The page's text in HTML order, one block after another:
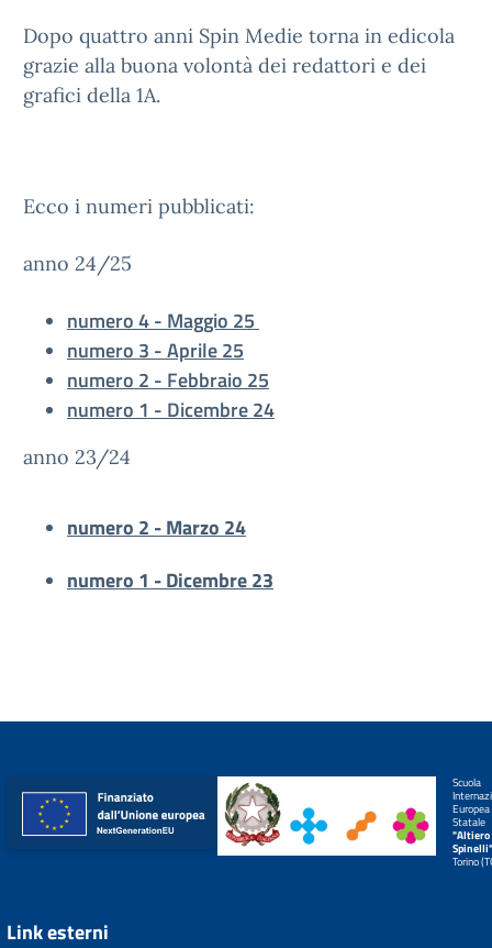
Dopo quattro anni Spin Medie torna in edicola
grazie alla buona volontà dei redattori e dei
grafici della 1A.
Ecco i numeri pubblicati:
anno 24/25
numero 4 - Maggio 25
numero 3 - Aprile 25
numero 2 - Febbraio 25
numero 1 - Dicembre 24
anno 23/24
numero 2 - Marzo 24
numero 1 - Dicembre 23
Scuola
Europea
Statale
"Altiero
Torino
Link esterni